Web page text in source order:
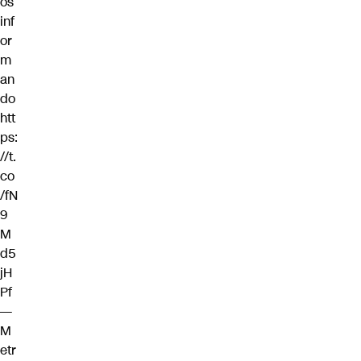
inf
or
m
an
do
htt
ps:
//t.
co
/fN
9
M
d5
jH
Pf
—
M
etr